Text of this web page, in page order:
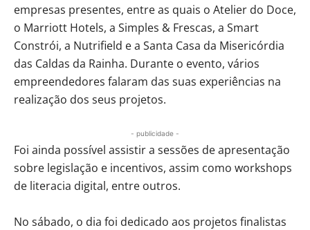
empresas presentes, entre as quais o Atelier do Doce,
o Marriott Hotels, a Simples & Frescas, a Smart
Constrói, a Nutrifield e a Santa Casa da Misericórdia
das Caldas da Rainha. Durante o evento, vários
empreendedores falaram das suas experiências na
realização dos seus projetos.
- publicidade -
Foi ainda possível assistir a sessões de apresentação
sobre legislação e incentivos, assim como workshops
de literacia digital, entre outros.
No sábado, o dia foi dedicado aos projetos finalistas